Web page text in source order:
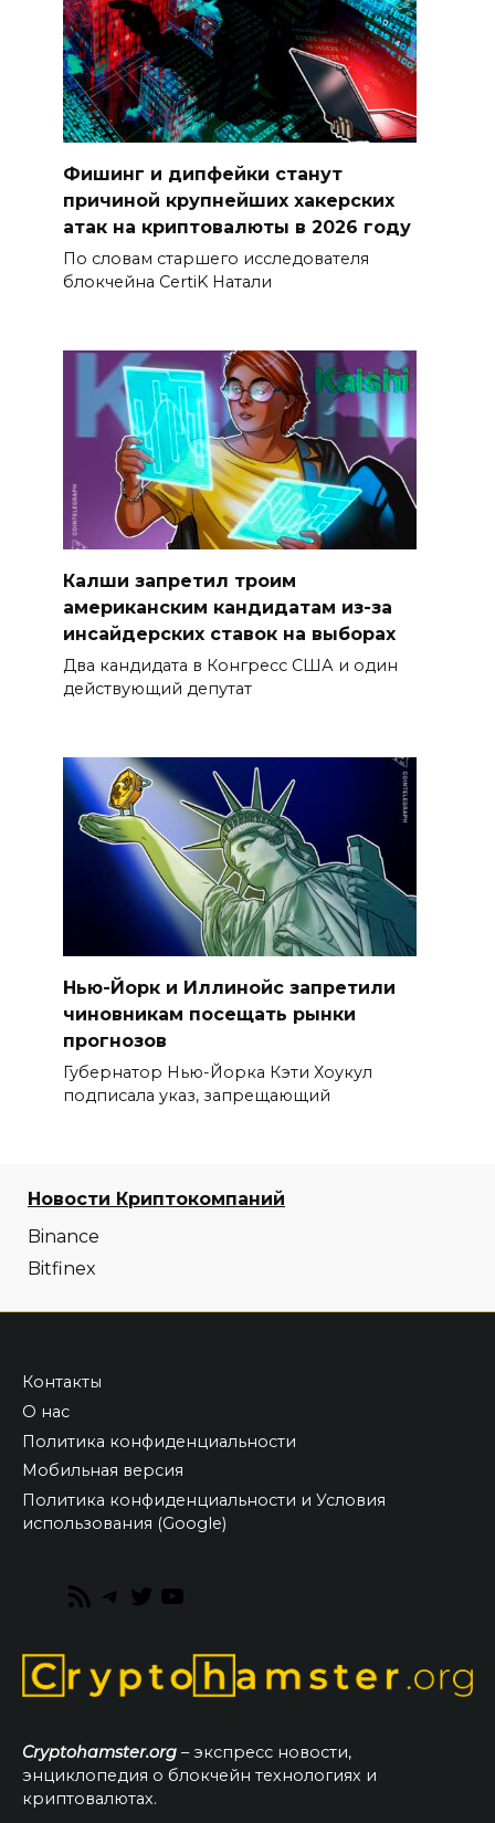
Фишинг и дипфейки станут
причиной крупнейших хакерских
атак на криптовалюты в 2026 году
По словам старшего исследователя
блокчейна CertiK Натали
Калши запретил троим
американским кандидатам из-за
инсайдерских ставок на выборах
Два кандидата в Конгресс США и один
действующий депутат
Нью-Йорк и Иллинойс запретили
чиновникам посещать рынки
прогнозов
Губернатор Нью-Йорка Кэти Хоукул
подписала указ, запрещающий
Новости Криптокомпаний
Binance
Bitfinex
Контакты
О нас
Политика конфиденциальности
Мобильная версия
Политика конфиденциальности и Условия
использования (Google)
RSS
Telegram
Twitter
Cryptohamster.org – экспресс новости,
энциклопедия о блокчейн технологиях и
криптовалютах.